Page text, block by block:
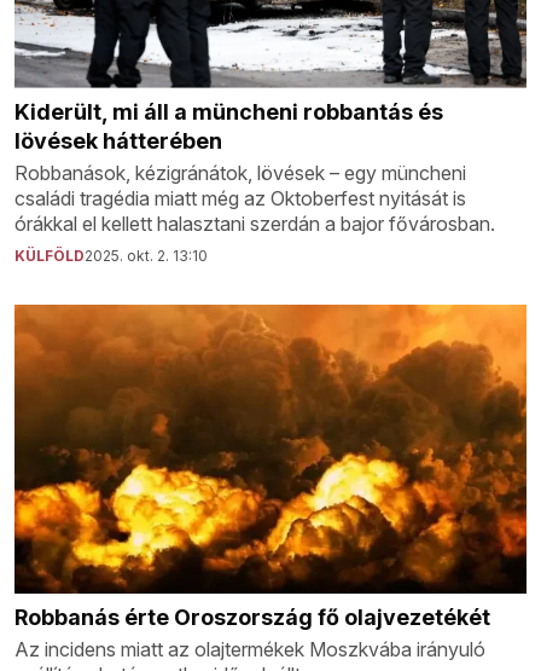
Kiderült, mi áll a müncheni robbantás és
lövések hátterében
Robbanások, kézigránátok, lövések – egy müncheni
családi tragédia miatt még az Oktoberfest nyitását is
órákkal el kellett halasztani szerdán a bajor fővárosban.
KÜLFÖLD2025. okt. 2. 13:10
Robbanás érte Oroszország fő olajvezetékét
Az incidens miatt az olajtermékek Moszkvába irányuló